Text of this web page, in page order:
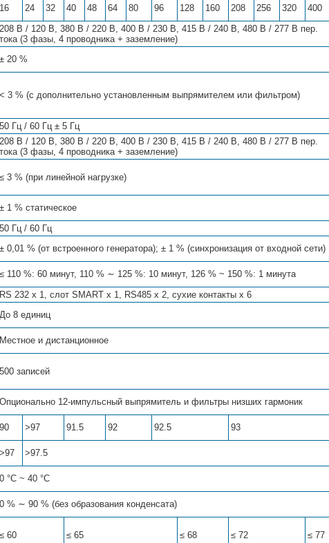
16 24 32 40 48 64 80 96 128 160 208 256 320 400
208 В / 120 В, 380 В / 220 В, 400 В / 230 В, 415 В / 240 В, 480 В / 277 В пер.
тока (3 фазы, 4 проводника + заземление)
± 20 %
< 3 % (с дополнительно установленным выпрямителем или фильтром)
50 Гц / 60 Гц ± 5 Гц
208 В / 120 В, 380 В / 220 В, 400 В / 230 В, 415 В / 240 В, 480 В / 277 В пер.
тока (3 фазы, 4 проводника + заземление)
≤ 3 % (при линейной нагрузке)
± 1 % статическое
50 Гц / 60 Гц
± 0,01 % (от встроенного генератора); ± 1 % (синхронизация от входной сети)
≤ 110 %: 60 минут, 110 % ∼ 125 %: 10 минут, 126 % ~ 150 %: 1 минута
RS 232 х 1, слот SMART x 1, RS485 x 2, cухие контакты х 6
До 8 единиц
Местное и дистанционное
500 записей
Опционально 12-импульсный выпрямитель и фильтры низших гармоник
90 >97 91.5 92 92.5
93
>97 >97.5
0 °С ~ 40 °С
0 % ∼ 90 % (без образования конденсата)
≤ 60 ≤ 65 ≤ 68 ≤ 72 ≤ 77